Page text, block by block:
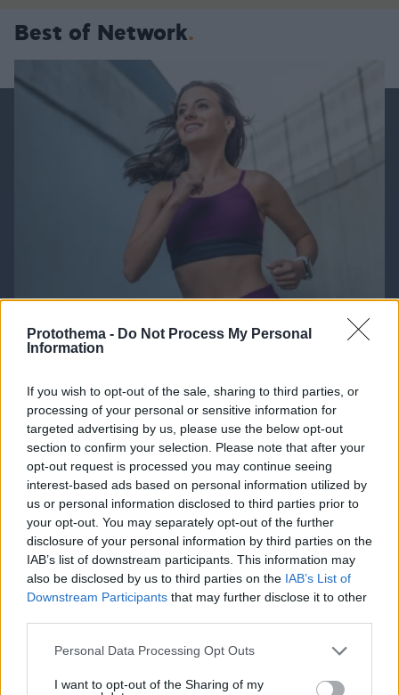
Protothema - Do Not Process My Personal
Information
If you wish to opt-out of the sale, sharing to third parties, or
processing of your personal or sensitive information for
targeted advertising by us, please use the below opt-out
section to confirm your selection. Please note that after your
opt-out request is processed you may continue seeing
interest-based ads based on personal information utilized by
us or personal information disclosed to third parties prior to
your opt-out. You may separately opt-out of the further
disclosure of your personal information by third parties on the
IAB’s list of downstream participants. This information may
also be disclosed by us to third parties on the IAB’s List of
Downstream Participants that may further disclose it to other
Please note that this website/app uses one or more Google
not limited to your visit or usage behaviour. You may click to
Personal Data Processing Opt Outs
I want to opt-out of the Sharing of my
Best of Network
Μια βιοτεχνολόγος έχασε 10 κιλά χωρίς να
στερηθεί το αγαπημένο της φαγητό – Οι 8
συνήθειες που έκαναν τη διαφορά
10.08.2026, 12:01